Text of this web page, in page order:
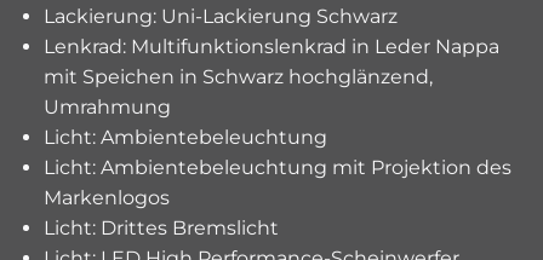
Lackierung: Uni-Lackierung Schwarz
Lenkrad: Multifunktionslenkrad in Leder Nappa
mit Speichen in Schwarz hochglänzend,
Umrahmung
Licht: Ambientebeleuchtung
Licht: Ambientebeleuchtung mit Projektion des
Markenlogos
Licht: Drittes Bremslicht